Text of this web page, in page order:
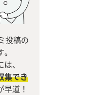
投稿の
、
集でき
早道！